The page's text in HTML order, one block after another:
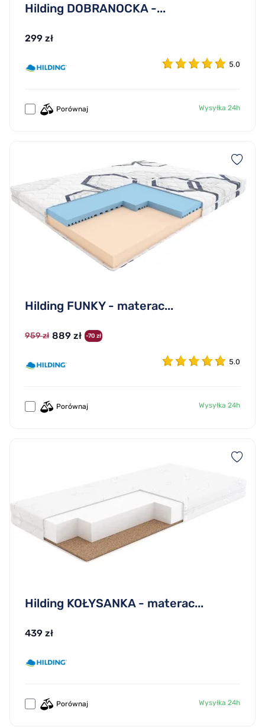
Hilding DOBRANOCKA -...
299 zł
5.0
Porównaj Wysyłka 24h
Hilding FUNKY - materac...
959 zł 889 zł -70 zł
5.0
Porównaj Wysyłka 24h
Hilding KOŁYSANKA - materac...
439 zł
Porównaj Wysyłka 24h